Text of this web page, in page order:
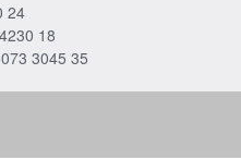
24
18
3045 35